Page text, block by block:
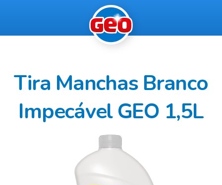
Tira Manchas Branco
Impecável GEO 1,5L